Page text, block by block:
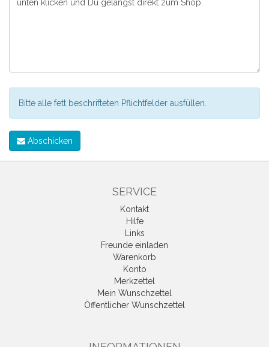
Bitte alle fett beschrifteten Pflichtfelder ausfüllen.
Abschicken
SERVICE
Kontakt
Hilfe
Links
Freunde einladen
Warenkorb
Konto
Merkzettel
Mein Wunschzettel
Öffentlicher Wunschzettel